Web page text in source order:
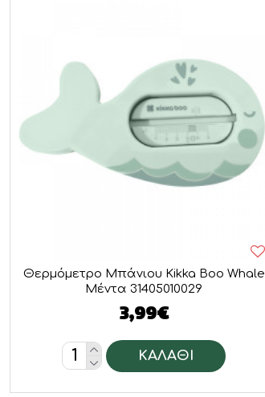
Θερμόμετρο Μπάνιου Kikka Boo Whale
Μέντα 31405010029
3,99€
ΚΑΛΆΘΙ